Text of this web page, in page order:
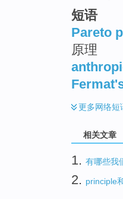
短语
Pareto
原理
更多网络短
相关文章
1. 有哪些我
2. principle